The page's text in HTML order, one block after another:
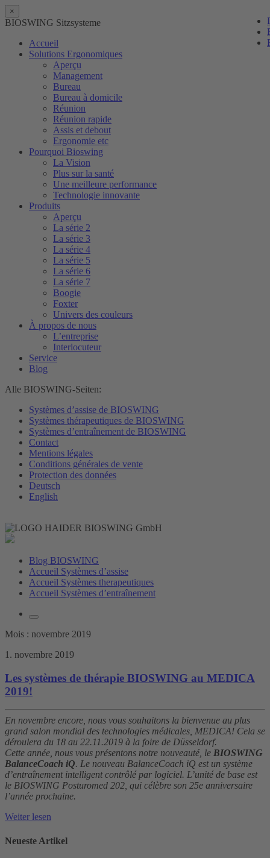
×
BIOSWING Sitzsysteme
Accueil
Solutions Ergonomiques
Aperçu
Management
Bureau
Bureau à domicile
Réunion
Réunion rapide
Assis et debout
Ergonomie etc
Pourquoi Bioswing
La Vision
Plus sur la santé
Une meilleure performance
Technologie innovante
Produits
Aperçu
La série 2
La série 3
La série 4
La série 5
La série 6
La série 7
Boogie
Foxter
Univers des couleurs
À propos de nous
L’entreprise
Interlocuteur
Service
Blog
Alle BIOSWING-Seiten:
Systèmes d’assise de BIOSWING
Systèmes thérapeutiques de BIOSWING
Systèmes d’entraînement de BIOSWING
Contact
Mentions légales
Conditions générales de vente
Protection des données
Deutsch
English
Blog BIOSWING
Accueil Systèmes d’assise
Accueil Systèmes therapeutiques
Accueil Systèmes d’entraînement
Mois : novembre 2019
1. novembre 2019
Les systèmes de thérapie BIOSWING au MEDICA
2019!
En novembre encore, nous vous souhaitons la bienvenue au plus
grand salon mondial des technologies médicales, MEDICA! Cela se
déroulera du 18 au 22.11.2019 à la foire de Düsseldorf.
Cette année, nous vous présentons notre nouveauté, le BIOSWING
BalanceCoach iQ. Le nouveau BalanceCoach iQ est un système
d’entraînement intelligent contrôlé par logiciel. L’unité de base est
le BIOSWING Posturomed 202, qui célèbre son 25e anniversaire
l’année prochaine.
Weiter lesen
Neueste Artikel